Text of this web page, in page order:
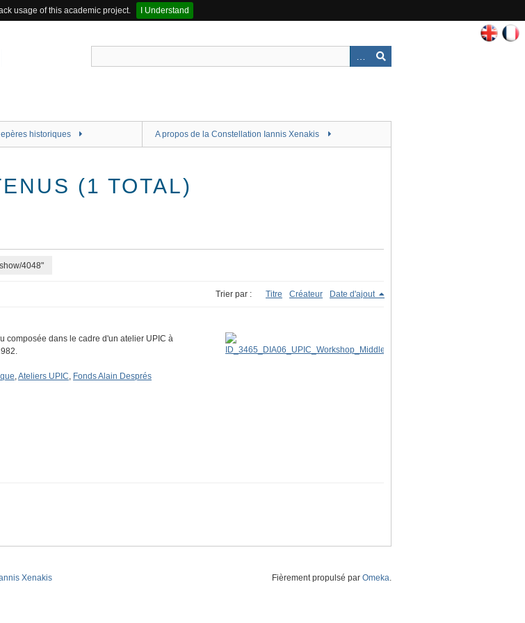
usage of this academic project.
I Understand
historiques A propos de la Constellation Iannis Xenakis
(1 TOTAL)
4048"
Trier par : Titre Créateur Date d'ajout
composée dans le cadre d'un atelier UPIC à
,Ateliers UPIC, Fonds Alain Després
Xenakis Fièrement propulsé par Omeka.